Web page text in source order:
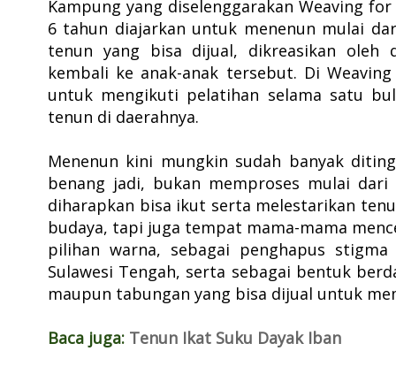
Kampung yang diselenggarakan Weaving
6 tahun diajarkan untuk menenun mulai
tenun yang bisa dijual, dikreasikan oleh
kembali ke anak-anak tersebut. Di
untuk mengikuti pelatihan selama satu
tenun di daerahnya.
Menenun kini mungkin sudah banyak
benang jadi, bukan memproses mulai
diharapkan bisa ikut serta melestarikan
budaya, tapi juga tempat mama-mama
pilihan warna, sebagai penghapus
Sulawesi Tengah, serta sebagai bentuk
maupun tabungan yang bisa dijual untuk
Baca juga: Tenun Ikat Suku Dayak Iban